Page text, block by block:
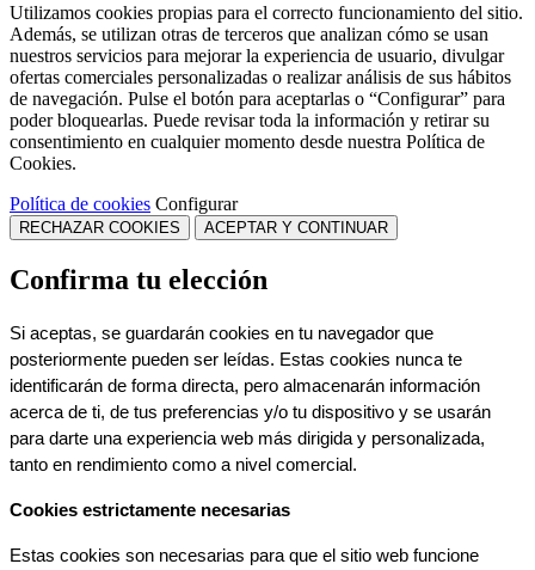
Utilizamos cookies propias para el correcto funcionamiento del sitio.
Además, se utilizan otras de terceros que analizan cómo se usan
nuestros servicios para mejorar la experiencia de usuario, divulgar
ofertas comerciales personalizadas o realizar análisis de sus hábitos
de navegación. Pulse el botón para aceptarlas o “Configurar” para
poder bloquearlas. Puede revisar toda la información y retirar su
consentimiento en cualquier momento desde nuestra Política de
Cookies.
Política de cookies Configurar
RECHAZAR COOKIES ACEPTAR Y CONTINUAR
Confirma tu elección
Si aceptas, se guardarán cookies en tu navegador que
posteriormente pueden ser leídas. Estas cookies nunca te
identificarán de forma directa, pero almacenarán información
acerca de ti, de tus preferencias y/o tu dispositivo y se usarán
para darte una experiencia web más dirigida y personalizada,
tanto en rendimiento como a nivel comercial.
Cookies estrictamente necesarias
Estas cookies son necesarias para que el sitio web funcione